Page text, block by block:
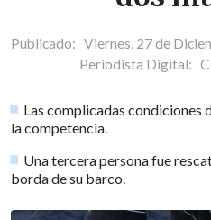
Publicado: Viernes, 27 de
Periodista Digital:
Las complicadas condiciones
la competencia.
Una tercera persona fue
borda de su barco.